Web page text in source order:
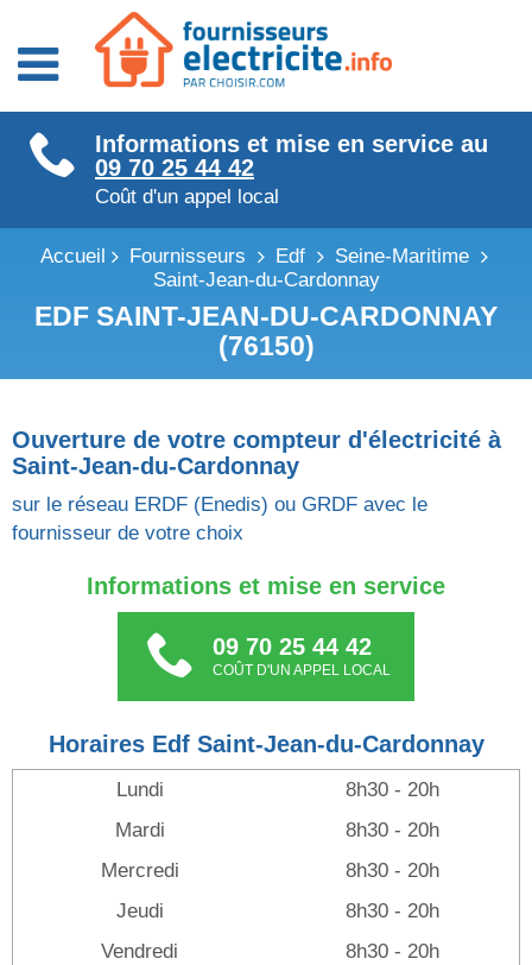
Fournisseurs énergie
Fournisseurs électricité
Fournisseurs gaz
Informations et mise en service au
09 70 25 44 42
Coût d'un appel local
Accueil Fournisseurs Edf
Seine-Maritime
Saint-Jean-du-Cardonnay
EDF SAINT-JEAN-DU-CARDONNAY
(76150)
Ouverture de votre compteur d'électricité à
Saint-Jean-du-Cardonnay
sur le réseau ERDF (Enedis) ou GRDF avec le
fournisseur de votre choix
Informations et mise en service
09 70 25 44 42
COÛT D'UN APPEL LOCAL
Horaires Edf Saint-Jean-du-Cardonnay
Lundi
8h30 - 20h
Mardi
8h30 - 20h
Mercredi
8h30 - 20h
Jeudi
8h30 - 20h
Vendredi
8h30 - 20h